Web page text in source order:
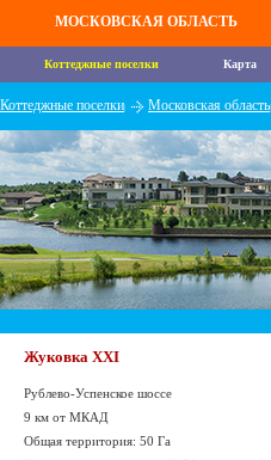
МОСКОВСКАЯ ОБЛАСТЬ
Коттеджные поселки Карта
Коттеджные поселки Московская область
Жуковка XXI
Рублево-Успенское шоссе
9 км от МКАД
Общая территория: 50 Га